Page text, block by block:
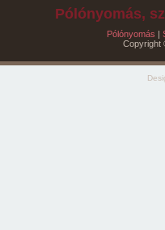
Pólónyomás,
Pólónyomás |
Copyright